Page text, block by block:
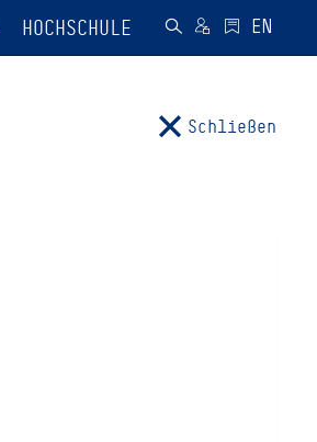
HOCHSCHULE
Schließen